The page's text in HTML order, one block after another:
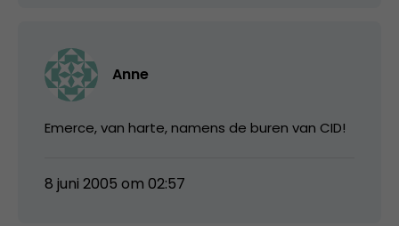
Anne
Emerce, van harte, namens de buren van CID!
8 juni 2005 om 02:57